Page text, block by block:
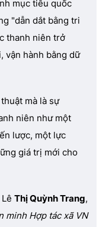
mục tiêu quốc
"dẫn dắt bằng tri
thanh niên trở
vận hành bằng dữ
mà là sự
niên như một
lược, một lực
giá trị mới cho
Lê Thị Quỳnh Trang,
minh Hợp tác xã VN